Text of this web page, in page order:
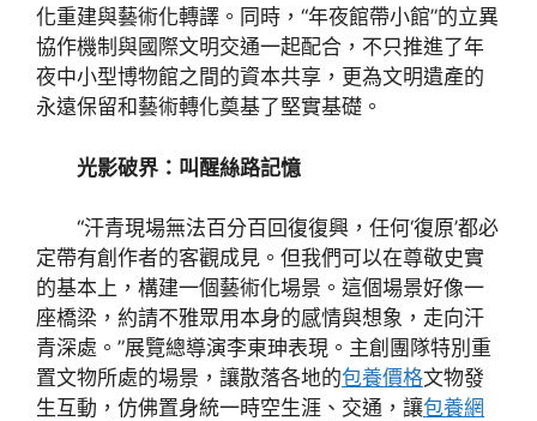
化重建與藝術化轉譯。同時，“年夜館帶小館”的立異
協作機制與國際文明交通一起配合，不只推進了年
夜中小型博物館之間的資本共享，更為文明遺產的
永遠保留和藝術轉化奠基了堅實基礎。
光影破界：叫醒絲路記憶
“汗青現場無法百分百回復復興，任何‘復原’都必
定帶有創作者的客觀成見。但我們可以在尊敬史實
的基本上，構建一個藝術化場景。這個場景好像一
座橋梁，約請不雅眾用本身的感情與想象，走向汗
青深處。”展覽總導演李東珅表現。主創團隊特別重
置文物所處的場景，讓散落各地的包養價格文物發
生互動，仿佛置身統一時空生涯、交通，讓包養網